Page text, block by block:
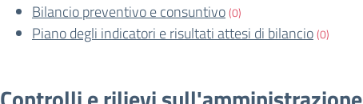
Bilancio preventivo e consuntivo(0)
Piano degli indicatori e risultati attesi di bilancio(0)